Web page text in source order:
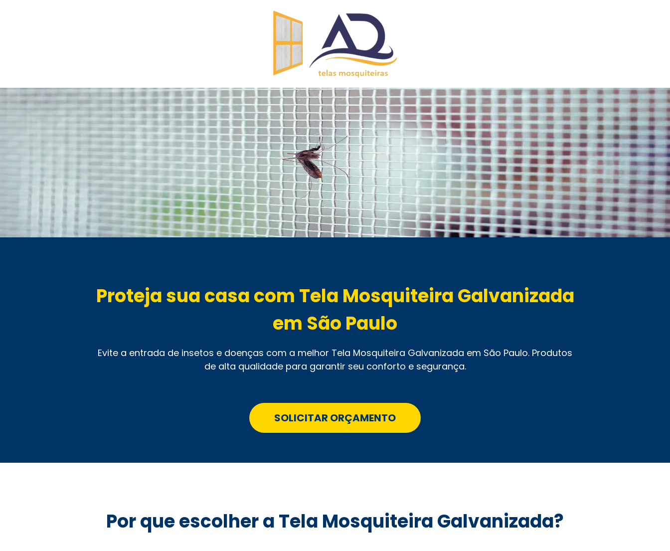
Proteja sua casa com Tela Mosquiteira Galvanizada
em São Paulo
Evite a entrada de insetos e doenças com a melhor Tela Mosquiteira Galvanizada em São Paulo. Produtos
de alta qualidade para garantir seu conforto e segurança.
SOLICITAR ORÇAMENTO
Por que escolher a Tela Mosquiteira Galvanizada?